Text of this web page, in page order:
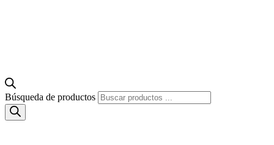
Búsqueda de productos